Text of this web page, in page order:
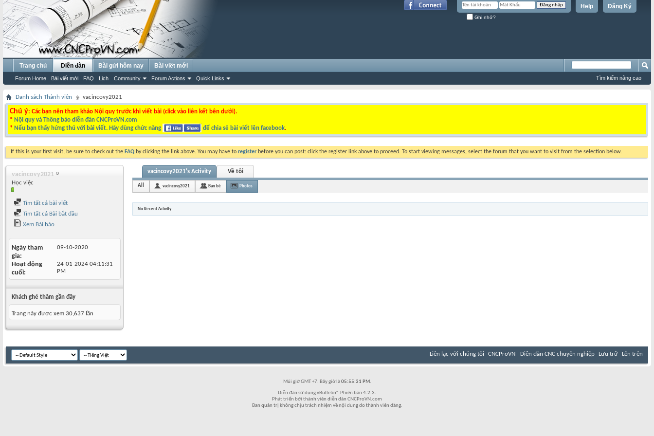
Đăng Ký
Help
Ghi nhớ?
Trang chủ Diễn đàn
Forum Home Bài viết mới FAQ Lịch Community Forum Actions Quick Links
Bài gửi hôm nay Bài viết mới
Tìm kiếm nâng cao
Danh sách Thành viên vacincovy2021
Chú ý: Các bạn nên tham khảo Nội quy trước khi viết bài (click vào liên kết bên dưới).
* Nội quy và Thông báo diễn đàn CNCProVN.com
* Nếu bạn thấy hứng thú với bài viết. Hãy dùng chức năng để chia sẻ bài viết lên facebook.
If this is your first visit, be sure to check out the FAQ by clicking the link above. You may have to register before you can post: click the register link above to proceed. To start viewing messages, select the forum that you want to visit from the selection below.
vacincovy2021
Học việc
Tìm tất cả bài viết
Tìm tất cả Bài bắt đầu
Xem Bài báo
Ngày tham
gia
09-10-2020
Hoạt động
cuối
24-01-2024 04:11:31
PM
Khách ghé thăm gần đây
Trang này được xem 30,637 lần
vacincovy2021's Activity Về tôi
All vacincovy2021 Bạn bè Photos
No Recent Activity
Liên lạc với chúng tôi CNCProVN - Diễn đàn CNC chuyên nghiệp Lưu trữ Lên trên
Múi giờ GMT +7. Bây giờ là05:55:31 PM.
Diễn đàn sử dụng vBulletin® Phiên bản 4.2.3.
Phát triển bởi thành viên diễn đàn CNCProVN.com
Ban quản trị không chịu trách nhiệm về nội dung do thành viên đăng.